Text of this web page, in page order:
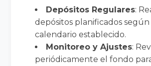
Depósitos Regulares:
depósitos planificados según
calendario establecido.
Monitoreo y Ajustes:
periódicamente el fondo